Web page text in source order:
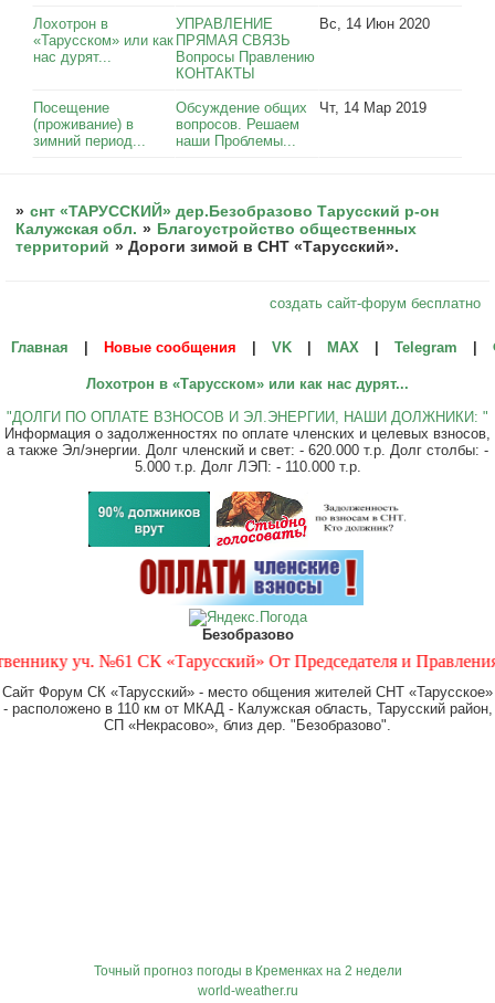
Лохотрон в
«Тарусском» или как
нас дурят...
УПРАВЛЕНИЕ
ПРЯМАЯ СВЯЗЬ
Вопросы Правлению
КОНТАКТЫ
Вс, 14 Июн 2020
Посещение
(проживание) в
зимний период...
Обсуждение общих
вопросов. Решаем
наши Проблемы...
Чт, 14 Мар 2019
» снт «ТАРУССКИЙ» дер.Безобразово Тарусский р-он
Калужская обл. » Благоустройство общественных
территорий »Дороги зимой в СНТ «Тарусский».
создать сайт-форум бесплатно
Главная Новые сообщения VK МАХ Telegram
Лохотрон в «Тарусском» или как нас дурят...
"ДОЛГИ ПО ОПЛАТЕ ВЗНОСОВ И ЭЛ.ЭНЕРГИИ, НАШИ ДОЛЖНИКИ: "
Информация о задолженностях по оплате членских и целевых взносов,
а также Эл/энергии. Долг членский и свет: - 620.000 т.р. Долг столбы: -
5.000 т.р. Долг ЛЭП: - 110.000 т.р.
Безобразово
уч. №61 СК «Тарусский» От Председателя и Правления СК
Сайт Форум СК «Тарусский» - место общения жителей СНТ «Тарусское»
- расположено в 110 км от МКАД - Калужская область, Тарусский район,
СП «Некрасово», близ дер. "Безобразово".
Точный прогноз погоды в Кременках на 2 недели
world-weather.ru